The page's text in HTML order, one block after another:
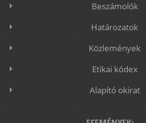
Beszámolók
Határozatok
Közlemények
Etikai kódex
Alapító okirat